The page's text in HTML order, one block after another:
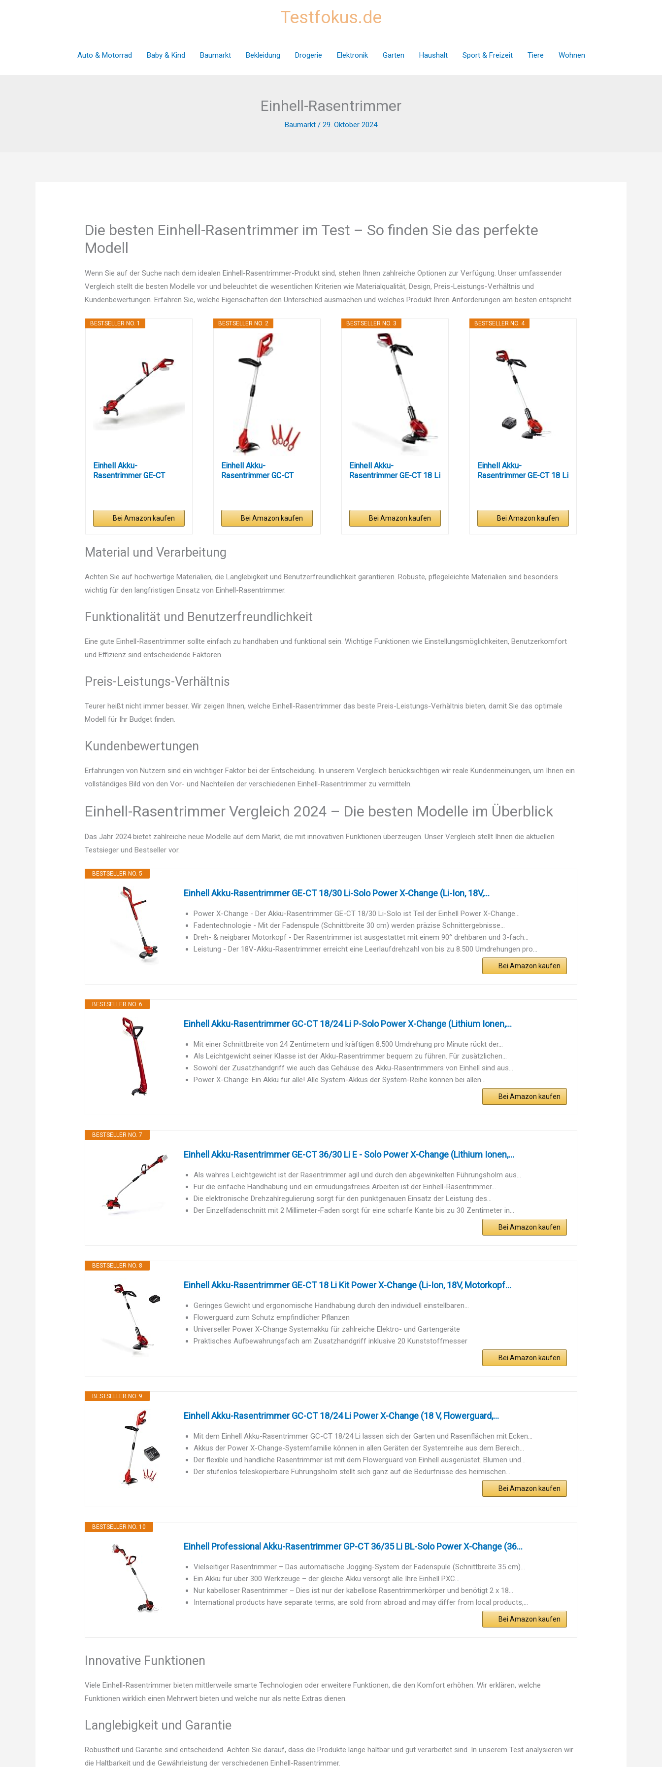
Testfokus.de
Auto & Motorrad Baby & Kind Baumarkt Bekleidung Drogerie Elektronik Garten Haushalt Sport & Freizeit Tiere Wohnen
Einhell-Rasentrimmer
Baumarkt / 29. Oktober 2024
Die besten Einhell-Rasentrimmer im Test – So finden Sie das perfekte
Modell
Wenn Sie auf der Suche nach dem idealen Einhell-Rasentrimmer-Produkt sind, stehen Ihnen zahlreiche Optionen zur Verfügung. Unser umfassender
Vergleich stellt die besten Modelle vor und beleuchtet die wesentlichen Kriterien wie Materialqualität, Design, Preis-Leistungs-Verhältnis und
Kundenbewertungen. Erfahren Sie, welche Eigenschaften den Unterschied ausmachen und welches Produkt Ihren Anforderungen am besten entspricht.
BESTSELLER NO. 1
Einhell Akku-
Rasentrimmer GE-CT
Bei Amazon kaufen
BESTSELLER NO. 2
Einhell Akku-
Rasentrimmer GC-CT
Bei Amazon kaufen
BESTSELLER NO. 3
Einhell Akku-
Rasentrimmer GE-CT 18 Li
Bei Amazon kaufen
BESTSELLER NO. 4
Einhell Akku-
Rasentrimmer GE-CT 18 Li
Bei Amazon kaufen
Material und Verarbeitung
Achten Sie auf hochwertige Materialien, die Langlebigkeit und Benutzerfreundlichkeit garantieren. Robuste, pflegeleichte Materialien sind besonders
wichtig für den langfristigen Einsatz von Einhell-Rasentrimmer.
Funktionalität und Benutzerfreundlichkeit
Eine gute Einhell-Rasentrimmer sollte einfach zu handhaben und funktional sein. Wichtige Funktionen wie Einstellungsmöglichkeiten, Benutzerkomfort
und Effizienz sind entscheidende Faktoren.
Preis-Leistungs-Verhältnis
Teurer heißt nicht immer besser. Wir zeigen Ihnen, welche Einhell-Rasentrimmer das beste Preis-Leistungs-Verhältnis bieten, damit Sie das optimale
Modell für Ihr Budget finden.
Kundenbewertungen
Erfahrungen von Nutzern sind ein wichtiger Faktor bei der Entscheidung. In unserem Vergleich berücksichtigen wir reale Kundenmeinungen, um Ihnen ein
vollständiges Bild von den Vor- und Nachteilen der verschiedenen Einhell-Rasentrimmer zu vermitteln.
Einhell-Rasentrimmer Vergleich 2024 – Die besten Modelle im Überblick
Das Jahr 2024 bietet zahlreiche neue Modelle auf dem Markt, die mit innovativen Funktionen überzeugen. Unser Vergleich stellt Ihnen die aktuellen
Testsieger und Bestseller vor.
BESTSELLER NO. 5
Einhell Akku-Rasentrimmer GE-CT 18/30 Li-Solo Power X-Change (Li-Ion, 18V,...
Power X-Change - Der Akku-Rasentrimmer GE-CT 18/30 Li-Solo ist Teil der Einhell Power X-Change...
Fadentechnologie - Mit der Fadenspule (Schnittbreite 30 cm) werden präzise Schnittergebnisse...
Dreh- & neigbarer Motorkopf - Der Rasentrimmer ist ausgestattet mit einem 90° drehbaren und 3-fach...
Leistung - Der 18V-Akku-Rasentrimmer erreicht eine Leerlaufdrehzahl von bis zu 8.500 Umdrehungen pro...
Bei Amazon kaufen
BESTSELLER NO. 6
Einhell Akku-Rasentrimmer GC-CT 18/24 Li P-Solo Power X-Change (Lithium Ionen,...
Mit einer Schnittbreite von 24 Zentimetern und kräftigen 8.500 Umdrehung pro Minute rückt der...
Als Leichtgewicht seiner Klasse ist der Akku-Rasentrimmer bequem zu führen. Für zusätzlichen...
Sowohl der Zusatzhandgriff wie auch das Gehäuse des Akku-Rasentrimmers von Einhell sind aus...
Power X-Change: Ein Akku für alle! Alle System-Akkus der System-Reihe können bei allen...
Bei Amazon kaufen
BESTSELLER NO. 7
Einhell Akku-Rasentrimmer GE-CT 36/30 Li E - Solo Power X-Change (Lithium Ionen,...
Als wahres Leichtgewicht ist der Rasentrimmer agil und durch den abgewinkelten Führungsholm aus...
Für die einfache Handhabung und ein ermüdungsfreies Arbeiten ist der Einhell-Rasentrimmer...
Die elektronische Drehzahlregulierung sorgt für den punktgenauen Einsatz der Leistung des...
Der Einzelfadenschnitt mit 2 Millimeter-Faden sorgt für eine scharfe Kante bis zu 30 Zentimeter in...
Bei Amazon kaufen
BESTSELLER NO. 8
Einhell Akku-Rasentrimmer GE-CT 18 Li Kit Power X-Change (Li-Ion, 18V, Motorkopf...
Geringes Gewicht und ergonomische Handhabung durch den individuell einstellbaren...
Flowerguard zum Schutz empfindlicher Pflanzen
Universeller Power X-Change Systemakku für zahlreiche Elektro- und Gartengeräte
Praktisches Aufbewahrungsfach am Zusatzhandgriff inklusive 20 Kunststoffmesser
Bei Amazon kaufen
BESTSELLER NO. 9
Einhell Akku-Rasentrimmer GC-CT 18/24 Li Power X-Change (18 V, Flowerguard,...
Mit dem Einhell Akku-Rasentrimmer GC-CT 18/24 Li lassen sich der Garten und Rasenflächen mit Ecken...
Akkus der Power X-Change-Systemfamilie können in allen Geräten der Systemreihe aus dem Bereich...
Der flexible und handliche Rasentrimmer ist mit dem Flowerguard von Einhell ausgerüstet. Blumen und...
Der stufenlos teleskopierbare Führungsholm stellt sich ganz auf die Bedürfnisse des heimischen...
Bei Amazon kaufen
BESTSELLER NO. 10
Einhell Professional Akku-Rasentrimmer GP-CT 36/35 Li BL-Solo Power X-Change (36...
Vielseitiger Rasentrimmer – Das automatische Jogging-System der Fadenspule (Schnittbreite 35 cm)...
Ein Akku für über 300 Werkzeuge – der gleiche Akku versorgt alle Ihre Einhell PXC...
Nur kabelloser Rasentrimmer – Dies ist nur der kabellose Rasentrimmerkörper und benötigt 2 x 18...
International products have separate terms, are sold from abroad and may differ from local products,...
Bei Amazon kaufen
Innovative Funktionen
Viele Einhell-Rasentrimmer bieten mittlerweile smarte Technologien oder erweitere Funktionen, die den Komfort erhöhen. Wir erklären, welche
Funktionen wirklich einen Mehrwert bieten und welche nur als nette Extras dienen.
Langlebigkeit und Garantie
Robustheit und Garantie sind entscheidend. Achten Sie darauf, dass die Produkte lange haltbar und gut verarbeitet sind. In unserem Test analysieren wir
die Haltbarkeit und die Gewährleistung der verschiedenen Einhell-Rasentrimmer.